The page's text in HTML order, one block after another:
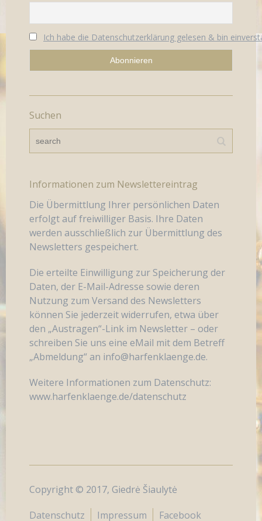
Ich habe die Datenschutzerklärung gelesen & bin
Suchen
Informationen zum Newslettereintrag
Die Übermittlung Ihrer persönlichen Daten
erfolgt auf freiwilliger Basis. Ihre Daten
werden ausschließlich zur Übermittlung des
Newsletters gespeichert.
Die erteilte Einwilligung zur Speicherung der
Daten, der E-Mail-Adresse sowie deren
Nutzung zum Versand des Newsletters
können Sie jederzeit widerrufen, etwa über
den „Austragen“-Link im Newsletter – oder
schreiben Sie uns eine eMail mit dem Betreff
„Abmeldung“ an info@harfenklaenge.de.
Weitere Informationen zum Datenschutz:
www.harfenklaenge.de/datenschutz
Copyright © 2017, Giedrė Šiaulytė
Datenschutz
Impressum Facebook